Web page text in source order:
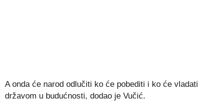
A onda će narod odlučiti ko će pobediti i ko će vladati
državom u budućnosti, dodao je Vučić.